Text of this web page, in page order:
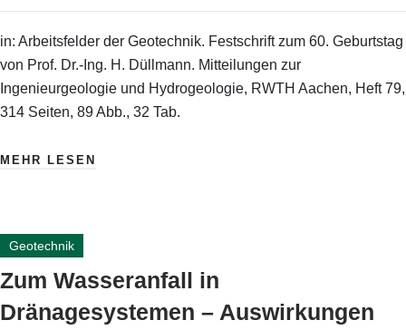
in: Arbeitsfelder der Geotechnik. Festschrift zum 60. Geburtstag
von Prof. Dr.-Ing. H. Düllmann. Mitteilungen zur
Ingenieurgeologie und Hydrogeologie, RWTH Aachen, Heft 79,
314 Seiten, 89 Abb., 32 Tab.
MEHR LESEN
Geotechnik
Zum Wasseranfall in
Dränagesystemen – Auswirkungen